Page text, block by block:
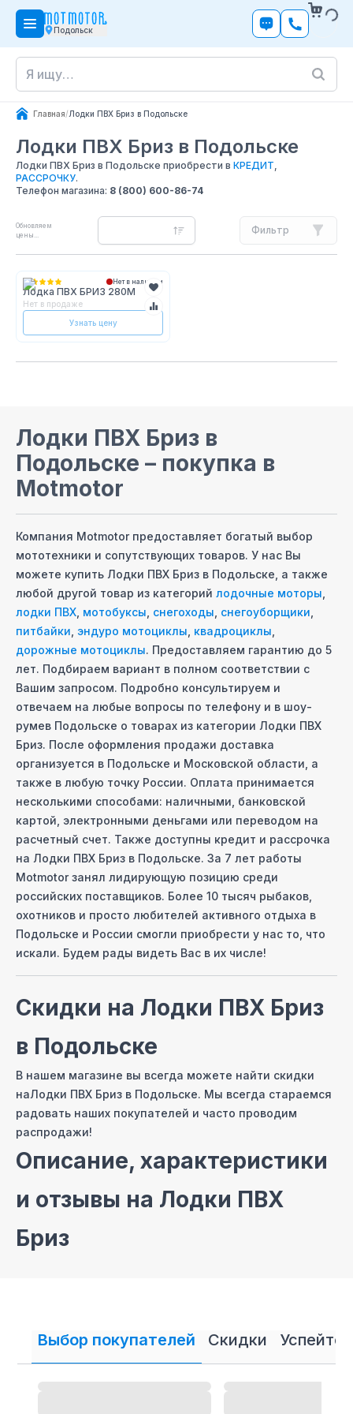
Подольск
Главная/Лодки ПВХ Бриз в Подольске
Лодки ПВХ Бриз в Подольске
Лодки ПВХ Бриз в Подольске приобрести в КРЕДИТ,
РАССРОЧКУ.
Телефон магазина: 8 (800) 600-86-74
Обновляем
цены...
Фильтр
Нет в наличии
Лодка ПВХ БРИЗ 280М
Нет в продаже
Узнать цену
Лодки ПВХ Бриз в
Подольске – покупка в
Motmotor
Компания Motmotor предоставляет богатый выбор
мототехники и сопутствующих товаров. У нас Вы
можете купить Лодки ПВХ Бриз в Подольске , а также
любой другой товар из категорий лодочные моторы
лодки ПВХ мотобуксы снегоходы снегоуборщики
питбайки эндуро мотоциклы квадроциклы
дорожные мотоциклы. Предоставляем гарантию до 5
лет. Подбираем вариант в полном соответствии с
Вашим запросом. Подробно консультируем и
отвечаем на любые вопросы по телефону и в шоу-
румев Подольске о товарах из категории Лодки ПВХ
Бриз. После оформления продажи доставка
организуется в Подольске и Московcкой области, а
также в любую точку России. Оплата принимается
несколькими способами: наличными, банковской
картой, электронными деньгами или переводом на
расчетный счет. Также доступны кредит и рассрочка
на Лодки ПВХ Бриз в Подольске. За 7 лет работы
Motmotor занял лидирующую позицию среди
российских поставщиков. Более 10 тысяч рыбаков,
охотников и просто любителей активного отдыха в
Подольске и России смогли приобрести у нас то, что
искали. Будем рады видеть Вас в их числе!
Скидки на Лодки ПВХ Бриз
в Подольске
В нашем магазине вы всегда можете найти скидки
наЛодки ПВХ Бриз в Подольске. Мы всегда стараемся
радовать наших покупателей и часто проводим
распродажи!
Описание, характеристики
и отзывы на Лодки ПВХ
Бриз
Бризи оставить свой отзыв.
Лодки ПВХ Бриз- магазинв
Выбор покупателей Скидки Успейте